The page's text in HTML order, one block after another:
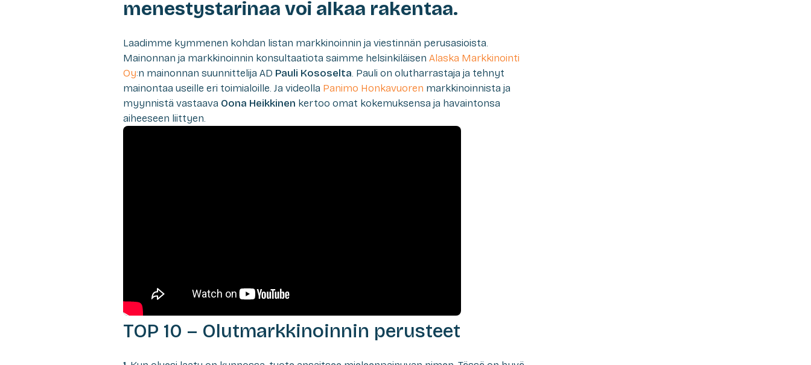
menestystarinaa voi alkaa rakentaa.
Laadimme kymmenen kohdan listan markkinoinnin ja viestinnän perusasioista.
Mainonnan ja markkinoinnin konsultaatiota saimme helsinkiläisen Alaska Markkinointi
Oy:n mainonnan suunnittelija AD Pauli Kososelta. Pauli on olutharrastaja ja tehnyt
mainontaa useille eri toimialoille. Ja videolla Panimo Honkavuoren markkinoinnista ja
myynnistä vastaava Oona Heikkinen kertoo omat kokemuksensa ja havaintonsa
aiheeseen liittyen.
TOP 10 – Olutmarkkinoinnin perusteet